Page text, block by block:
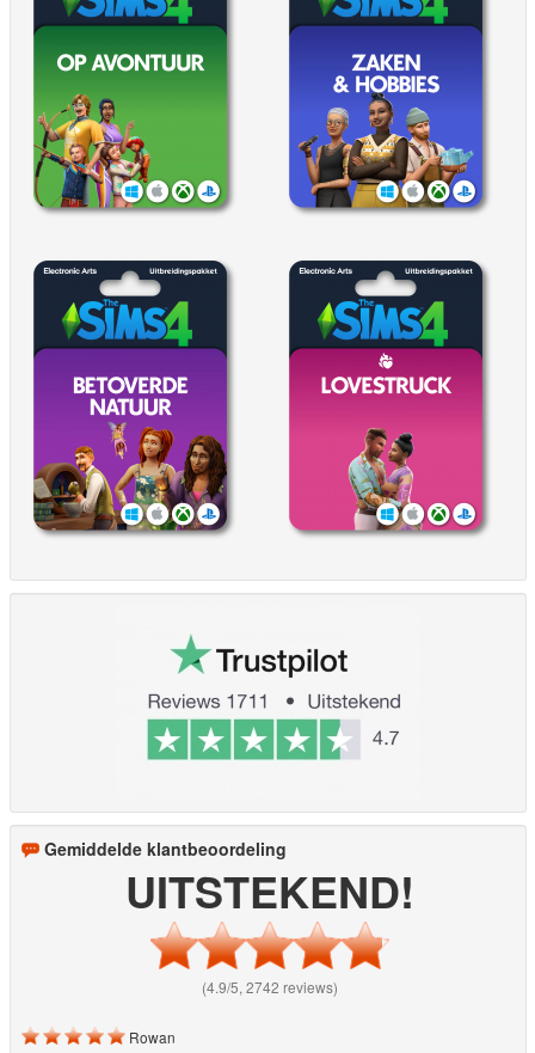
Gemiddelde klantbeoordeling
UITSTEKEND!
(4.9/5, 2742 reviews)
Rowan